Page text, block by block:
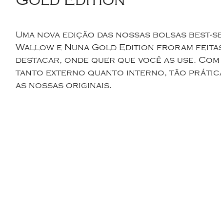
Uma nova edição das nossas bolsas best-
Wallow e Nuna Gold Edition froram
destacar, onde quer que você as use.
tanto externo quanto interno, tão
as nossas originais.